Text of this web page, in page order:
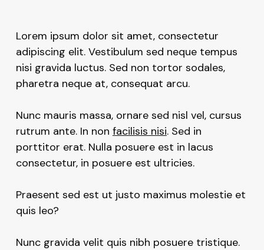
Lorem ipsum dolor sit amet, consectetur
adipiscing elit. Vestibulum sed neque tempus
nisi gravida luctus. Sed non tortor sodales,
pharetra neque at, consequat arcu.
Nunc mauris massa, ornare sed nisl vel, cursus
rutrum ante. In non facilisis nisi. Sed in
porttitor erat. Nulla posuere est in lacus
consectetur, in posuere est ultricies.
Praesent sed est ut justo maximus molestie et
quis leo?
Nunc gravida velit quis nibh posuere tristique.